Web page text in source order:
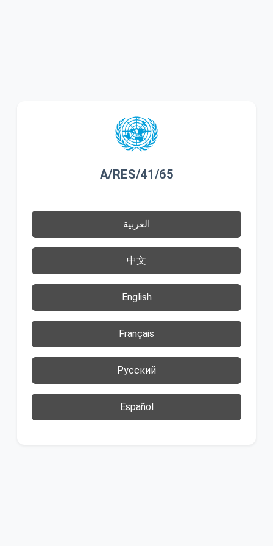
A/RES/41/65
العربية
中文
English
Français
Русский
Español